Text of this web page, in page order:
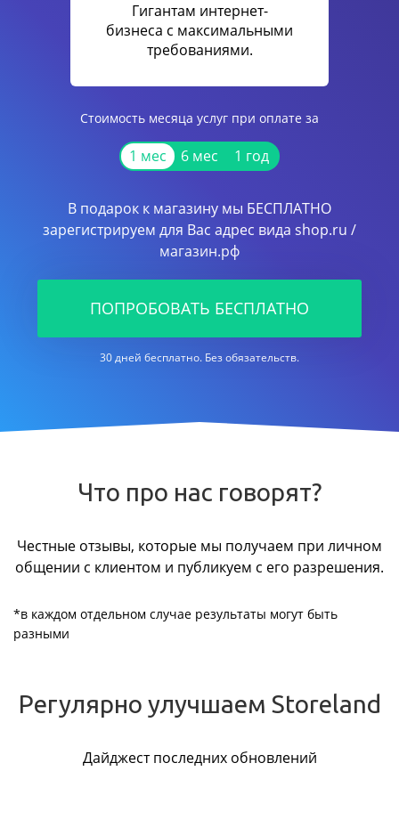
Гигантам интернет-
бизнеса с максимальными
требованиями.
Стоимость месяца услуг при оплате за
1 мес 6 мес 1 год
В подарок к магазину мы БЕСПЛАТНО
зарегистрируем для Вас адрес вида shop.ru /
магазин.рф
ПОПРОБОВАТЬ БЕСПЛАТНО
30 дней бесплатно. Без обязательств.
Что про нас говорят?
Честные отзывы, которые мы получаем при личном
общении с клиентом и публикуем с его разрешения.
*в каждом отдельном случае результаты могут быть
разными
Регулярно улучшаем Storeland
Дайджест последних обновлений